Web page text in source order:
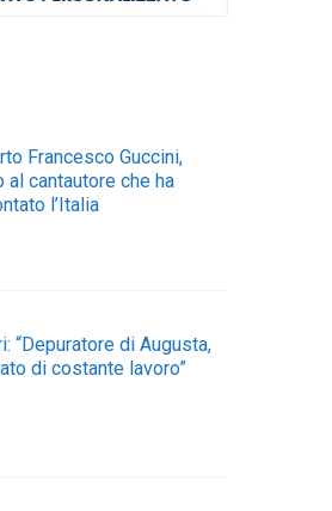
Francesco Guccini,
al cantautore che ha
l’Italia
“Depuratore di Augusta,
di costante lavoro”